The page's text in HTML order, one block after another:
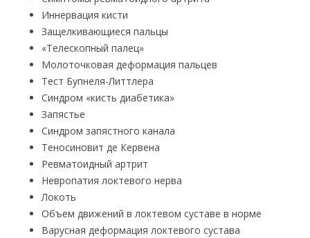
Иннервация кисти
Защелкивающиеся пальцы
«Телескопный палец»
Молоточковая деформация пальцев
Тест Бупнеля-Литтлера
Синдром «кисть диабетика»
Запястье
Синдром запястного канала
Теносиновит де Кервена
Ревматоидный артрит
Невропатия локтевого нерва
Локоть
Объем движений в локтевом суставе в норме
Варусная деформация локтевого сустава